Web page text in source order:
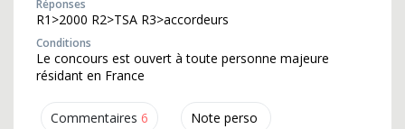
Commentaires 6 Note perso
Réponses
R1>2000 R2>TSA R3>accordeurs
Conditions
Le concours est ouvert à toute personne majeure
résidant en France